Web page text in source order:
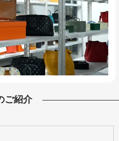
ご紹介